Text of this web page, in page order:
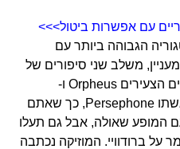
עם אפשרות ביטול>>>
הגבוהה ביותר עם
משלב שני סיפורים של
המיתולוגיה היוונית – על החולמים הצעירים Orpheus ו-
Eurydice, ועל המלך Hades ואשתו Persephone, כך שאתם
המופע שאולה, אבל גם תעלו
על ברודוויי. המוזיקה נכתבה